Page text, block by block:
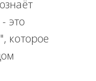
это
которое